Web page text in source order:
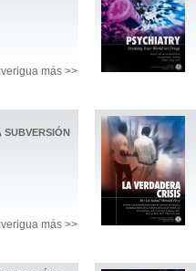
más >>
SUBVERSIÓN
más >>